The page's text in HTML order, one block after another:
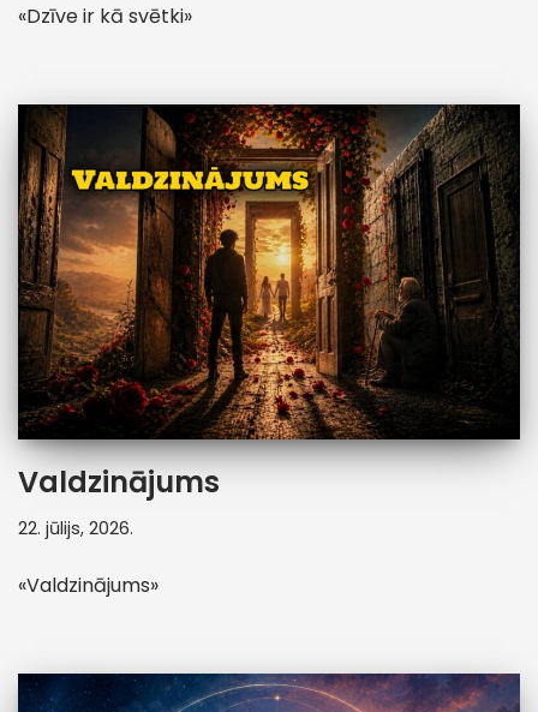
«Dzīve ir kā svētki»
Valdzinājums
22. jūlijs, 2026.
«Valdzinājums»